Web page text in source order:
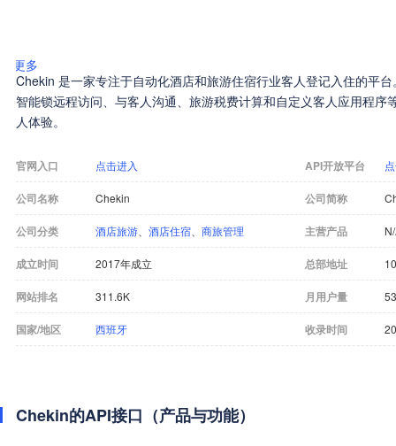
更多
Chekin 是一家专注于自动化酒店和旅游住宿行业客人登记入住的平
智能锁远程访问、与客人沟通、旅游税费计算和自定义客人应用程序
人体验。
官网入口 点击进入 API开放平台
公司名称 Chekin 公司简称
公司分类 酒店旅游 酒店住宿 商旅管理 主营产品
成立时间 2017年成立 总部地址
网站排名 311.6K 月用户量
国家/地区 西班牙 收录时间
Chekin的API接口（产品与功能）